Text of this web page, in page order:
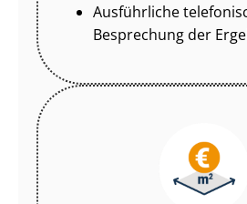
Ausführliche
Besprechung der